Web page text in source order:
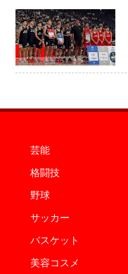
芸能
格闘技
野球
サッカー
バスケット
美容コスメ